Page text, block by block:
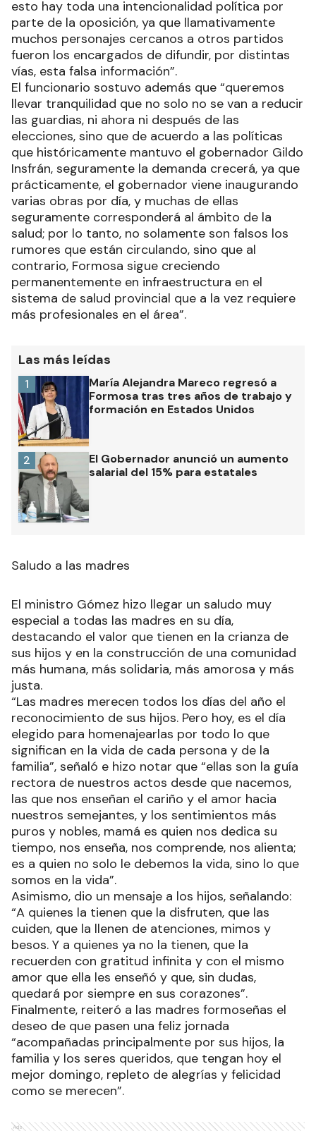
esto hay toda una intencionalidad política por
parte de la oposición, ya que llamativamente
muchos personajes cercanos a otros partidos
fueron los encargados de difundir, por distintas
vías, esta falsa información”.
El funcionario sostuvo además que “queremos
llevar tranquilidad que no solo no se van a reducir
las guardias, ni ahora ni después de las
elecciones, sino que de acuerdo a las políticas
que históricamente mantuvo el gobernador Gildo
Insfrán, seguramente la demanda crecerá, ya que
prácticamente, el gobernador viene inaugurando
varias obras por día, y muchas de ellas
seguramente corresponderá al ámbito de la
salud; por lo tanto, no solamente son falsos los
rumores que están circulando, sino que al
contrario, Formosa sigue creciendo
permanentemente en infraestructura en el
sistema de salud provincial que a la vez requiere
más profesionales en el área”.
Las más leídas
María Alejandra Mareco regresó a
Formosa tras tres años de trabajo y
formación en Estados Unidos
1
El Gobernador anunció un aumento
salarial del 15% para estatales
2
Saludo a las madres
El ministro Gómez hizo llegar un saludo muy
especial a todas las madres en su día,
destacando el valor que tienen en la crianza de
sus hijos y en la construcción de una comunidad
más humana, más solidaria, más amorosa y más
justa.
“Las madres merecen todos los días del año el
reconocimiento de sus hijos. Pero hoy, es el día
elegido para homenajearlas por todo lo que
significan en la vida de cada persona y de la
familia”, señaló e hizo notar que “ellas son la guía
rectora de nuestros actos desde que nacemos,
las que nos enseñan el cariño y el amor hacia
nuestros semejantes, y los sentimientos más
puros y nobles, mamá es quien nos dedica su
tiempo, nos enseña, nos comprende, nos alienta;
es a quien no solo le debemos la vida, sino lo que
somos en la vida”.
Asimismo, dio un mensaje a los hijos, señalando:
“A quienes la tienen que la disfruten, que las
cuiden, que la llenen de atenciones, mimos y
besos. Y a quienes ya no la tienen, que la
recuerden con gratitud infinita y con el mismo
amor que ella les enseñó y que, sin dudas,
quedará por siempre en sus corazones”.
Finalmente, reiteró a las madres formoseñas el
deseo de que pasen una feliz jornada
“acompañadas principalmente por sus hijos, la
familia y los seres queridos, que tengan hoy el
mejor domingo, repleto de alegrías y felicidad
como se merecen”.
Ads